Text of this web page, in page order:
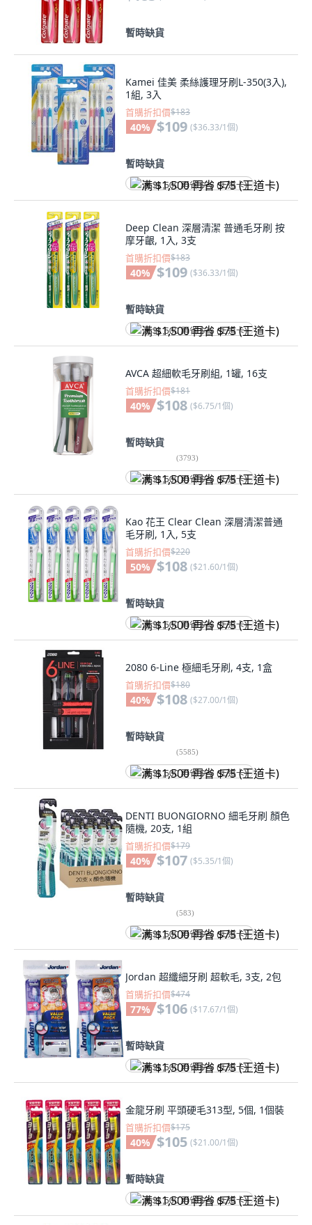
暫時缺貨
Kamei 佳美 柔絲護理牙刷L-350(3入),
1組, 3入
首購折扣價$183
40% $109 ($36.33/1個)
暫時缺貨
满 $1,500 再省 $75 (王道卡)
Deep Clean 深層清潔 普通毛牙刷 按
摩牙齦, 1入, 3支
首購折扣價$183
40% $109 ($36.33/1個)
暫時缺貨
满 $1,500 再省 $75 (王道卡)
AVCA 超細軟毛牙刷組, 1罐, 16支
首購折扣價$181
40% $108 ($6.75/1個)
暫時缺貨
(3793)
满 $1,500 再省 $75 (王道卡)
Kao 花王 Clear Clean 深層清潔普通
毛牙刷, 1入, 5支
首購折扣價$220
50% $108 ($21.60/1個)
暫時缺貨
满 $1,500 再省 $75 (王道卡)
2080 6-Line 極細毛牙刷, 4支, 1盒
首購折扣價$180
40% $108 ($27.00/1個)
暫時缺貨
(5585)
满 $1,500 再省 $75 (王道卡)
DENTI BUONGIORNO 細毛牙刷 顏色
隨機, 20支, 1組
首購折扣價$179
40% $107 ($5.35/1個)
暫時缺貨
(583)
满 $1,500 再省 $75 (王道卡)
Jordan 超纖細牙刷 超軟毛, 3支, 2包
首購折扣價$474
77% $106 ($17.67/1個)
暫時缺貨
满 $1,500 再省 $75 (王道卡)
金龍牙刷 平頭硬毛313型, 5個, 1個裝
首購折扣價$175
40% $105 ($21.00/1個)
暫時缺貨
满 $1,500 再省 $75 (王道卡)